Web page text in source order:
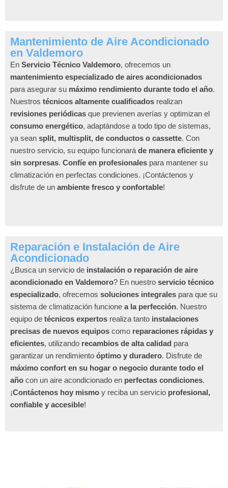
Mantenimiento de Aire Acondicionado
en Valdemoro
En Servicio Técnico Valdemoro, ofrecemos un
mantenimiento especializado de aires acondicionados
para asegurar su máximo rendimiento durante todo el año.
Nuestros técnicos altamente cualificados realizan
revisiones periódicas que previenen averías y optimizan el
consumo energético, adaptándose a todo tipo de sistemas,
ya sean split, multisplit, de conductos o cassette. Con
nuestro servicio, su equipo funcionará de manera eficiente y
sin sorpresas. Confíe en profesionales para mantener su
climatización en perfectas condiciones. ¡Contáctenos y
disfrute de un ambiente fresco y confortable!
Reparación e Instalación de Aire
Acondicionado
¿Busca un servicio de instalación o reparación de aire
acondicionado en Valdemoro? En nuestro servicio técnico
especializado, ofrecemos soluciones integrales para que su
sistema de climatización funcione a la perfección. Nuestro
equipo de técnicos expertos realiza tanto instalaciones
precisas de nuevos equipos como reparaciones rápidas y
eficientes, utilizando recambios de alta calidad para
garantizar un rendimiento óptimo y duradero. Disfrute de
máximo confort en su hogar o negocio durante todo el
año con un aire acondicionado en perfectas condiciones.
¡Contáctenos hoy mismo y reciba un servicio profesional,
confiable y accesible!